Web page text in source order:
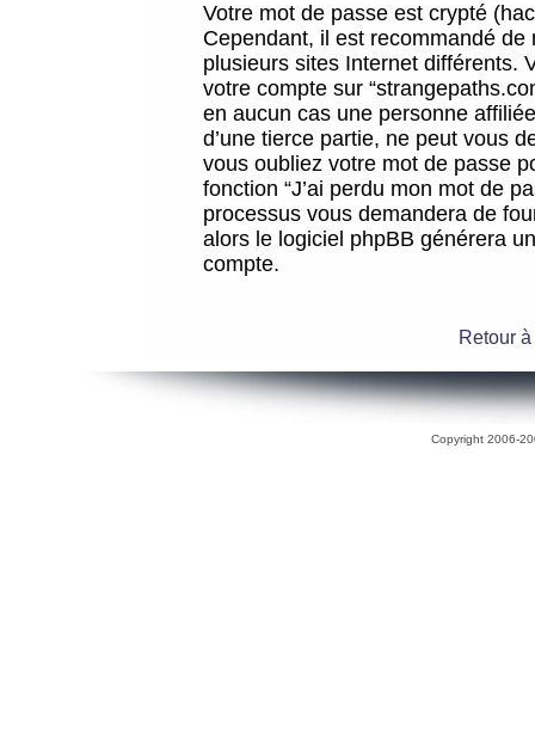
Votre mot de passe est crypté
Cependant, il est recommandé
plusieurs sites Internet différents.
votre compte sur
en aucun cas une personne
d’une tierce partie, ne peut vous
vous oubliez votre mot de passe
fonction “J’ai perdu mon mot de
processus vous demandera de
alors le logiciel phpBB générera
compte.
Retour
Copyright 2006-